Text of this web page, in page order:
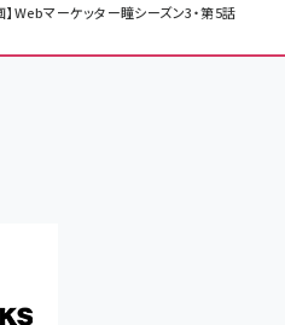
Webマーケッター瞳シーズン3・第5話